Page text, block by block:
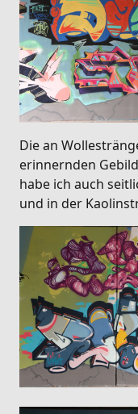
Die an
erinnernden
habe ich auch
und in der